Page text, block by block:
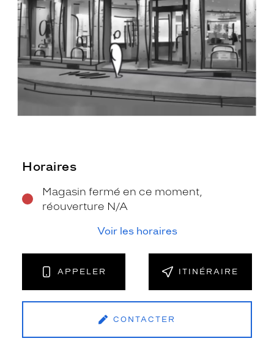
Horaires
Magasin fermé en ce moment,
réouverture N/A
Voir les horaires
APPELER ITINÉRAIRE
CONTACTER